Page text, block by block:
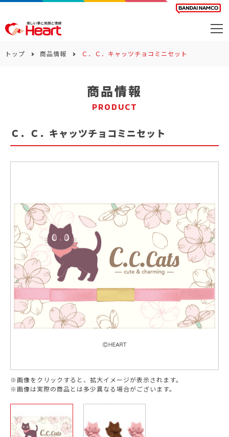
サステナビリティ
トップ 商品情報 Ｃ．Ｃ．キャッツチョコミニセット
商品情報
PRODUCT
Ｃ．Ｃ．キャッツチョコミニセット
※画像をクリックすると、拡大イメージが表示されます。
※画像は実際の商品とは多少異なる場合がございます。